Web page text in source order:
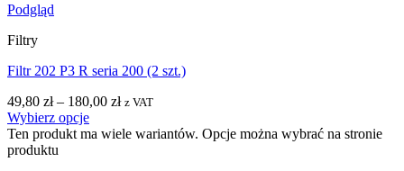
Podgląd
Filtry
Filtr 202 P3 R seria 200 (2 szt.)
49,80 zł– 180,00 zł z VAT
Wybierz opcje
Ten produkt ma wiele wariantów. Opcje można wybrać na stronie
produktu